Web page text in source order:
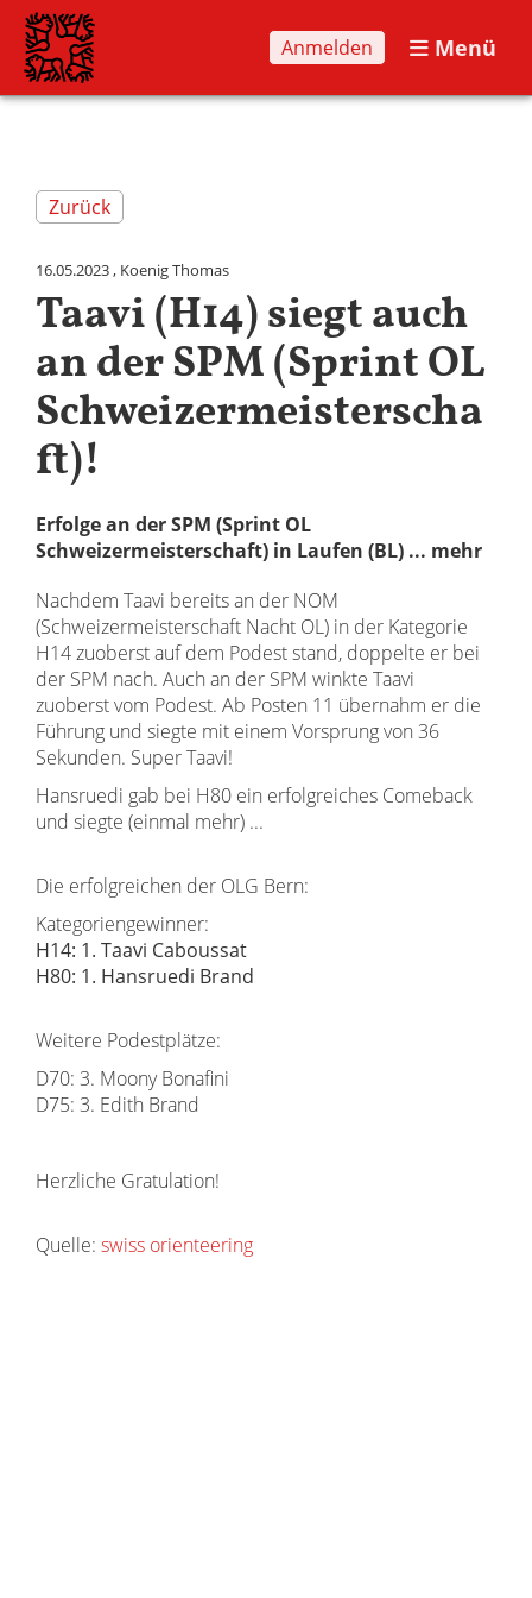
Anmelden Menü
Zurück
16.05.2023, Koenig Thomas
Taavi (H14) siegt auch
an der SPM (Sprint OL
Schweizermeisterscha
ft)!
Erfolge an der SPM (Sprint OL
Schweizermeisterschaft) in Laufen (BL) ... mehr
Nachdem Taavi bereits an der NOM
(Schweizermeisterschaft Nacht OL) in der Kategorie
H14 zuoberst auf dem Podest stand, doppelte er bei
der SPM nach. Auch an der SPM winkte Taavi
zuoberst vom Podest. Ab Posten 11 übernahm er die
Führung und siegte mit einem Vorsprung von 36
Sekunden. Super Taavi!
Hansruedi gab bei H80 ein erfolgreiches Comeback
und siegte (einmal mehr) ...
Die erfolgreichen der OLG Bern:
Kategoriengewinner:
H14: 1. Taavi Caboussat
H80: 1. Hansruedi Brand
Weitere Podestplätze:
D70: 3. Moony Bonafini
D75: 3. Edith Brand
Herzliche Gratulation!
Quelle: swiss orienteering